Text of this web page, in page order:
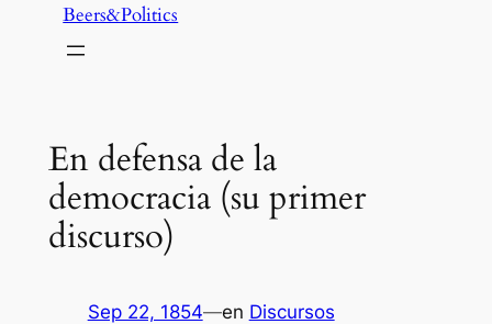
Beers&Politics
En defensa de la
democracia (su primer
discurso)
Sep 22, 1854—en Discursos